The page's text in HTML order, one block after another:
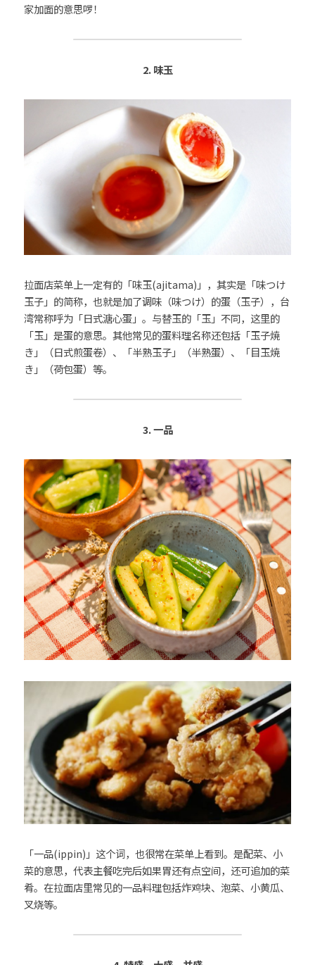
家加面的意思啰！
2. 味玉
拉面店菜单上一定有的「味玉(ajitama)」，其实是「味つけ
玉子」的简称，也就是加了调味（味つけ）的蛋（玉子），台
湾常称呼为「日式溏心蛋」。与替玉的「玉」不同，这里的
「玉」是蛋的意思。其他常见的蛋料理名称还包括「玉子焼
き」（日式煎蛋卷）、「半熟玉子」（半熟蛋）、「目玉焼
き」（荷包蛋）等。
3. 一品
「一品(ippin)」这个词，也很常在菜单上看到。是配菜、小
菜的意思，代表主餐吃完后如果胃还有点空间，还可追加的菜
肴。在拉面店里常见的一品料理包括炸鸡块、泡菜、小黄瓜、
叉烧等。